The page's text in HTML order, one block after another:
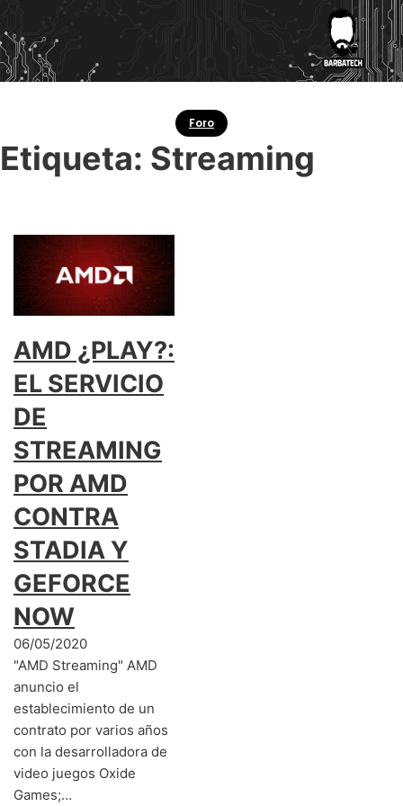
Foro
Etiqueta: Streaming
AMD ¿PLAY?:
EL SERVICIO
DE
STREAMING
POR AMD
CONTRA
STADIA Y
GEFORCE
NOW
06/05/2020
"AMD Streaming" AMD
anuncio el
establecimiento de un
contrato por varios años
con la desarrolladora de
video juegos Oxide
Games;…